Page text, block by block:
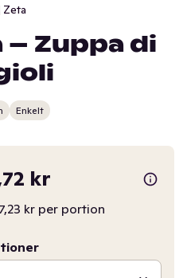
Zeta
– Zuppa di
Enkelt
kr
kr per portion